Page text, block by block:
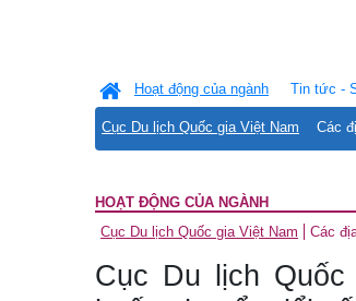
Hoạt động của ngành
Cục Du lịch Quốc gia Việt Nam Các
Tin tức -
HOẠT ĐỘNG CỦA NGÀNH
Cục Du lịch Quốc gia Việt Nam
Các
Cục Du lịch